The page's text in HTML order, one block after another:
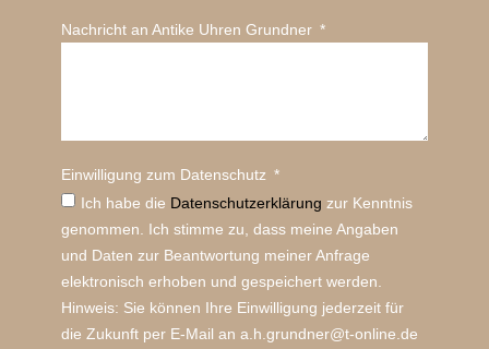
Nachricht an Antike Uhren Grundner
Einwilligung zum Datenschutz
Ich habe die Datenschutz­erklärung zur Kenntnis
genommen. Ich stimme zu, dass meine Angaben
und Daten zur Beantwortung meiner Anfrage
elektronisch erhoben und gespeichert werden.
Hinweis: Sie können Ihre Einwilligung jederzeit für
die Zukunft per E-Mail an a.h.grundner@t-online.de